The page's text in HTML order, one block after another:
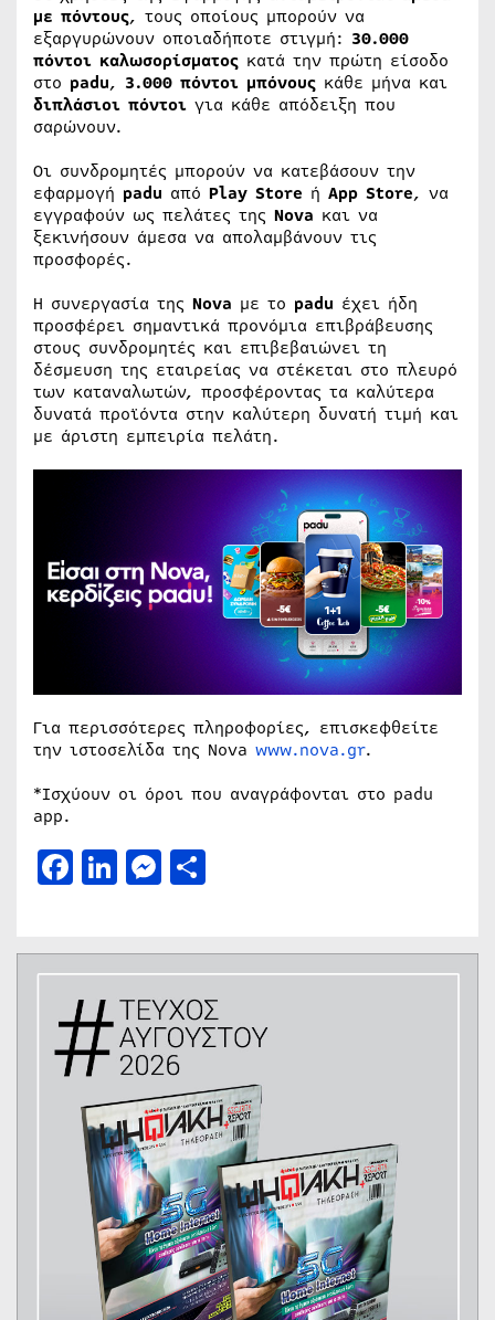
με πόντους, τους οποίους μπορούν να
εξαργυρώνουν οποιαδήποτε στιγμή: 30.000
πόντοι καλωσορίσματος κατά την πρώτη είσοδο
στο padu, 3.000 πόντοι μπόνους κάθε μήνα και
διπλάσιοι πόντοι για κάθε απόδειξη που
σαρώνουν.
Οι συνδρομητές μπορούν να κατεβάσουν την
εφαρμογή padu από Play Store ή App Store, να
εγγραφούν ως πελάτες της Nova και να
ξεκινήσουν άμεσα να απολαμβάνουν τις
προσφορές.
Η συνεργασία της Nova με το padu έχει ήδη
προσφέρει σημαντικά προνόμια επιβράβευσης
στους συνδρομητές και επιβεβαιώνει τη
δέσμευση της εταιρείας να στέκεται στο πλευρό
των καταναλωτών, προσφέροντας τα καλύτερα
δυνατά προϊόντα στην καλύτερη δυνατή τιμή και
με άριστη εμπειρία πελάτη.
Για περισσότερες πληροφορίες, επισκεφθείτε
την ιστοσελίδα της Nova www.nova.gr.
*Ισχύουν οι όροι που αναγράφονται στο padu
app.
Facebook
LinkedIn
Messenger